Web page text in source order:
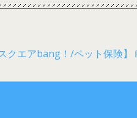
クエアbang！/ペット保険】